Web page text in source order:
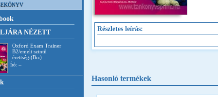
NÉZETT
Oxford Exam Trainer
B2/emelt szintű
érettségi(Biz)
Író: --
Részletes leírás:
Hasonló termékek